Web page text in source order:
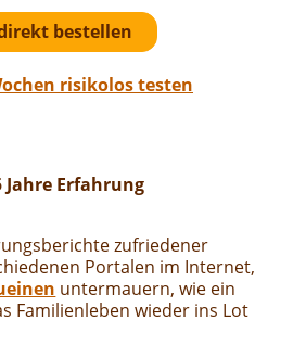
bestellen
risikolos testen
Jahre Erfahrung
zufriedener
Portalen im Internet,
untermauern, wie ein
Familienleben wieder ins Lot